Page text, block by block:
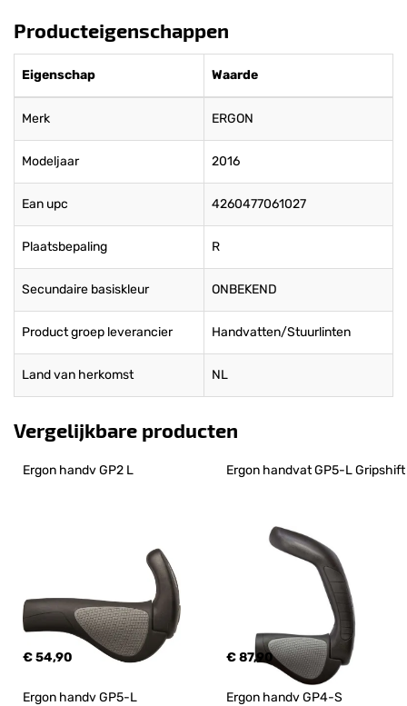
Producteigenschappen
Eigenschap Waarde
Merk ERGON
Modeljaar 2016
Ean upc 4260477061027
Plaatsbepaling R
Secundaire basiskleur ONBEKEND
Product groep leverancier Handvatten/Stuurlinten
Land van herkomst NL
Vergelijkbare producten
Ergon handv GP2 L
€ 54,90
Ergon handvat GP5-L Gripshift
€ 87,90
Ergon handv GP5-L Ergon handv GP4-S